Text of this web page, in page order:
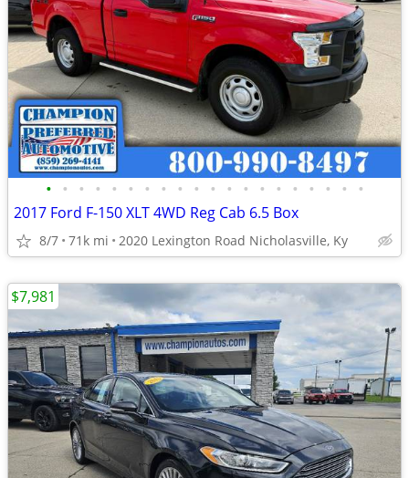
• • • • • • • • • • • • • • • • • • • •
2017 Ford F-150 XLT 4WD Reg Cab 6.5 Box
8/7 71k mi 2020 Lexington Road Nicholasville, Ky
$7,981